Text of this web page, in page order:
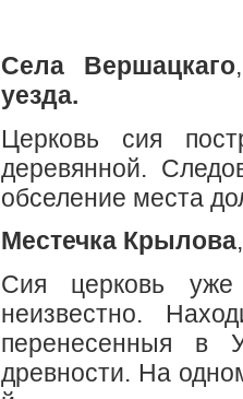
Села Вершацкаго
уезда.
Церковь сия
деревянной.
обселение места
Местечка Крылова
Сия церковь
неизвестно.
перенесенныя в
древности. На